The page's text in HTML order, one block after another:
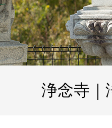
浄念寺｜